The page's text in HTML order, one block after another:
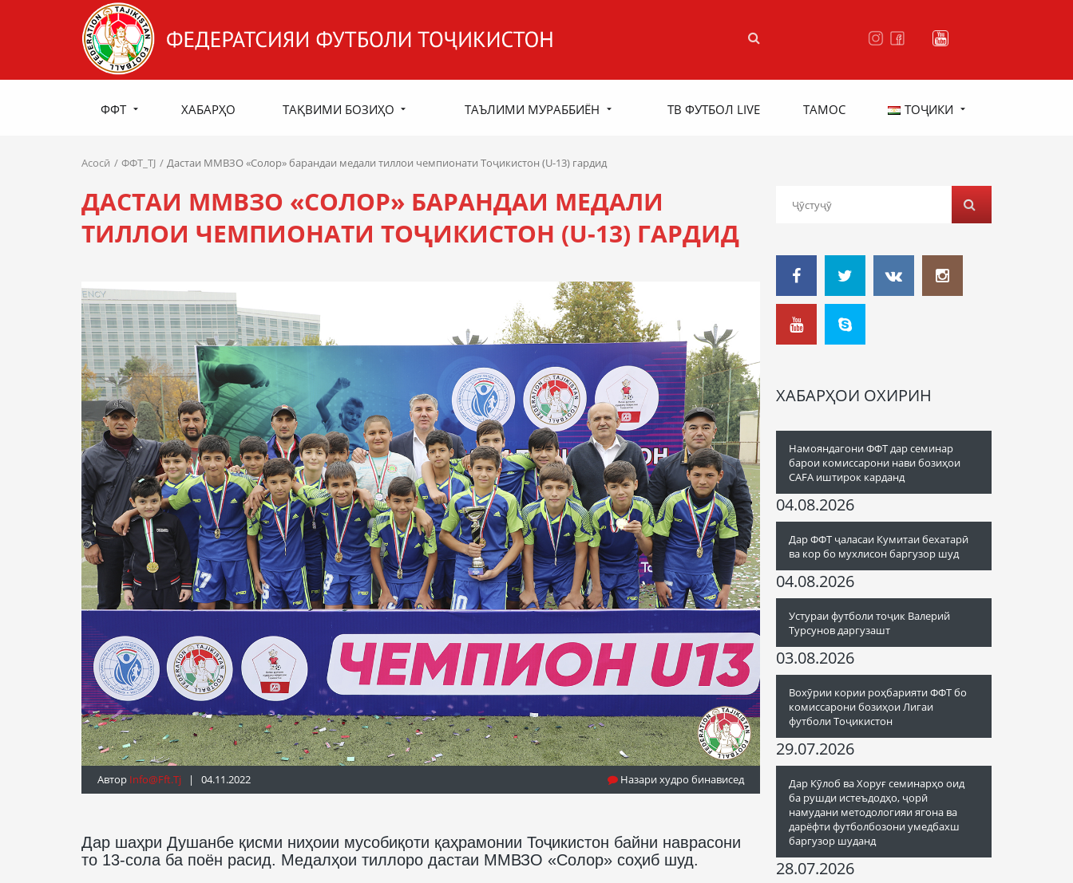
ФФТ ХАБАРҲО ТАҚВИМИ БОЗИҲО ТАЪЛИМИ МУРАББИЁН ТВ ФУТБОЛ LIVE ТАМОС ТОҶИКИ
Асосӣ ФФТ_TJ Дастаи ММВЗО «Солор» барандаи медали тиллои чемпионати Тоҷикистон (U-13) гардид
ДАСТАИ ММВЗО «СОЛОР» БАРАНДАИ МЕДАЛИ
ТИЛЛОИ ЧЕМПИОНАТИ ТОҶИКИСТОН (U-13) ГАРДИД
Автор Info@fft.tj | 04.11.2022 Назари худро бинависед
Дар шаҳри Душанбе қисми ниҳоии мусобиқоти қаҳрамонии Тоҷикистон байни наврасони
то 13-сола ба поён расид. Медалҳои тиллоро дастаи ММВЗО «Солор» соҳиб шуд.
ХАБАРҲОИ ОХИРИН
Намояндагони ФФТ дар семинар
барои комиссарони нави бозиҳои
CAFA иштирок карданд
04.08.2026
Дар ФФТ ҷаласаи Кумитаи бехатарӣ
ва кор бо мухлисон баргузор шуд
04.08.2026
Устураи футболи тоҷик Валерий
Турсунов даргузашт
03.08.2026
Вохӯрии кории роҳбарияти ФФТ бо
комиссарони бозиҳои Лигаи
футболи Тоҷикистон
29.07.2026
Дар Кӯлоб ва Хоруғ семинарҳо оид
ба рушди истеъдодҳо, ҷорӣ
намудани методологияи ягона ва
дарёфти футболбозони умедбахш
баргузор шуданд
28.07.2026